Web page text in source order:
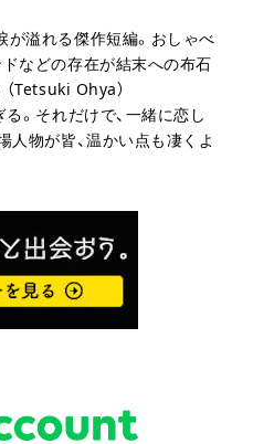
溢れる傑作短編。おしゃべ
などの存在が結末への布石
Tetsuki Ohya）
。それだけで、一緒に恋し
人物が皆、温かい点も凄くよ